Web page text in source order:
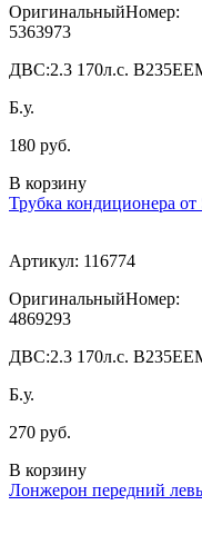
ОригинальныйНомер:
5363973
ДВС:2.3 170л.с.
Б.у.
180 руб.
В корзину
Трубка кондиционера от
Артикул: 116774
ОригинальныйНомер:
4869293
ДВС:2.3 170л.с.
Б.у.
270 руб.
В корзину
Лонжерон передний